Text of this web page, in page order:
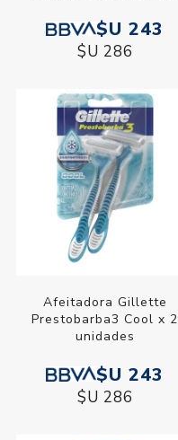
$U 243
$U 286
Afeitadora Gillette
Prestobarba3 Cool x 2
unidades
$U 243
$U 286